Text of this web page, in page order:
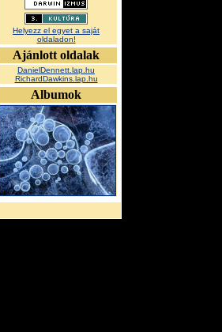
Helyezz el egyet a saját
oldaladon!
Ajánlott oldalak
DanielDennett.lap.hu
RichardDawkins.lap.hu
Albumok